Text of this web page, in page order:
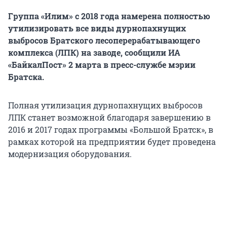
Группа «Илим» с 2018 года намерена полностью
утилизировать все виды дурнопахнущих
выбросов Братского лесоперерабатывающего
комплекса (ЛПК) на заводе, сообщили ИА
«БайкалПост» 2 марта в пресс-службе мэрии
Братска.
Полная утилизация дурнопахнущих выбросов
ЛПК станет возможной благодаря завершению в
2016 и 2017 годах программы «Большой Братск», в
рамках которой на предприятии будет проведена
модернизация оборудования.